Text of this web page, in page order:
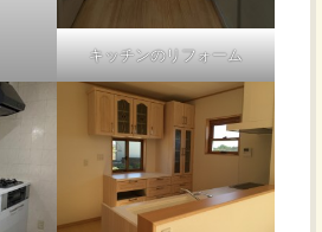
キッチンのリフォーム